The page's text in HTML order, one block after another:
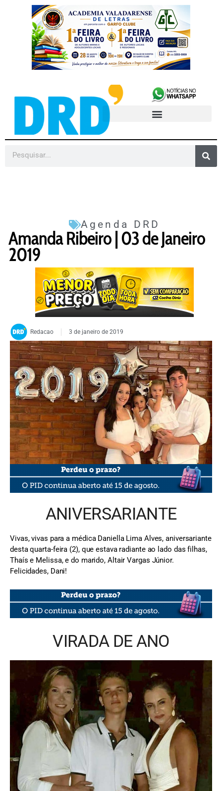
Agenda DRD
Amanda Ribeiro | 03 de Janeiro
2019
Redacao 3 de janeiro de 2019
ANIVERSARIANTE
Vivas, vivas para a médica Daniella Lima Alves, aniversariante
desta quarta-feira (2), que estava radiante ao lado das filhas,
Thaís e Melissa, e do marido, Altair Vargas Júnior.
Felicidades, Dani!
VIRADA DE ANO